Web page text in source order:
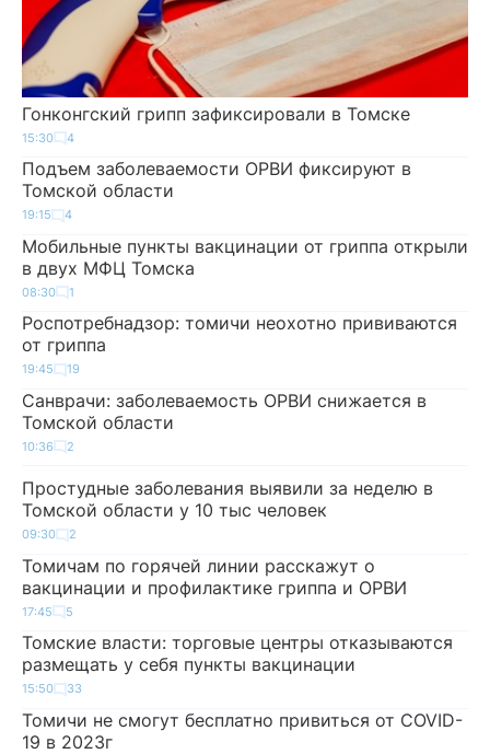
Гонконгский грипп зафиксировали в Томске
15:30 4
Подъем заболеваемости ОРВИ фиксируют в
Томской области
19:15 4
Мобильные пункты вакцинации от гриппа открыли
в двух МФЦ Томска
08:30 1
Роспотребнадзор: томичи неохотно прививаются
от гриппа
19:45 19
Санврачи: заболеваемость ОРВИ снижается в
Томской области
10:36 2
Простудные заболевания выявили за неделю в
Томской области у 10 тыс человек
09:30 2
Томичам по горячей линии расскажут о
вакцинации и профилактике гриппа и ОРВИ
17:45 5
Томские власти: торговые центры отказываются
размещать у себя пункты вакцинации
15:50 33
Томичи не смогут бесплатно привиться от COVID-
19 в 2023г